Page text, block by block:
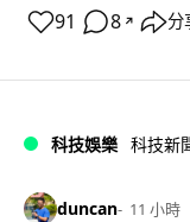
91 8 ↗ 分
科技娛樂 科技新
duncan 11 小時